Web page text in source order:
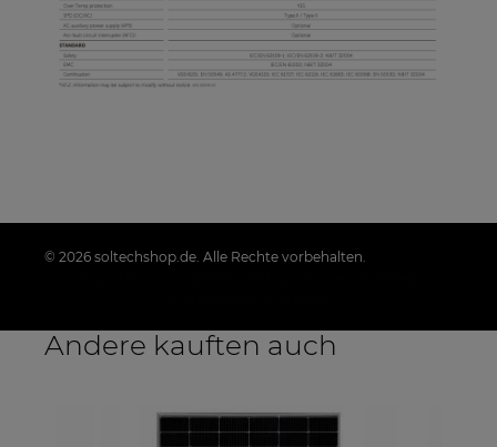
© 2026 soltechshop.de. Alle Rechte vorbehalten.
Andere kauften auch